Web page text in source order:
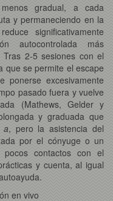
gradual, a cada
y permaneciendo en la
significativamente
autocontrolada más
Tras 2-5 sesiones con el
que se permite el escape
excesivamente
pasado fuera y vuelve
(Mathews, Gelder y
y graduada que
a, pero la asistencia del
por el cónyuge o un
pocos contactos con el
y cuenta, al igual
en vivo